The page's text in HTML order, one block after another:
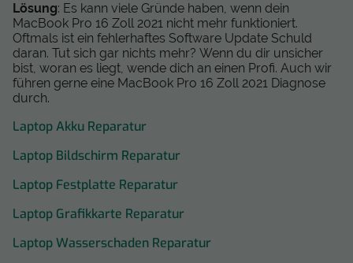
Lösung: Es kann viele Gründe haben, wenn dein
MacBook Pro 16 Zoll 2021 nicht mehr funktioniert.
Oftmals ist ein fehlerhaftes Software Update Schuld
daran. Tut sich gar nichts mehr? Wenn du dir unsicher
bist, woran es liegt, wende dich an einen Profi. Auch wir
führen gerne eine MacBook Pro 16 Zoll 2021 Diagnose
durch.
Laptop Akku Reparatur
Laptop Bildschirm Reparatur
Laptop Festplatte Reparatur
Laptop Grafikkarte Reparatur
Laptop Wasserschaden Reparatur